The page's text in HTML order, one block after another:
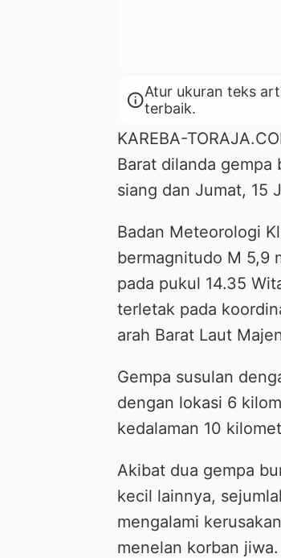
infoAtur ukuran teks
terbaik.
KAREBA-
Barat dilanda gempa
siang dan Jumat, 15
Badan Meteorologi
bermagnitudo M 5,9
pada pukul 14.35
terletak pada
arah Barat Laut
Gempa susulan
dengan lokasi 6
kedalaman 10
Akibat dua gempa
kecil lainnya,
mengalami
menelan korban